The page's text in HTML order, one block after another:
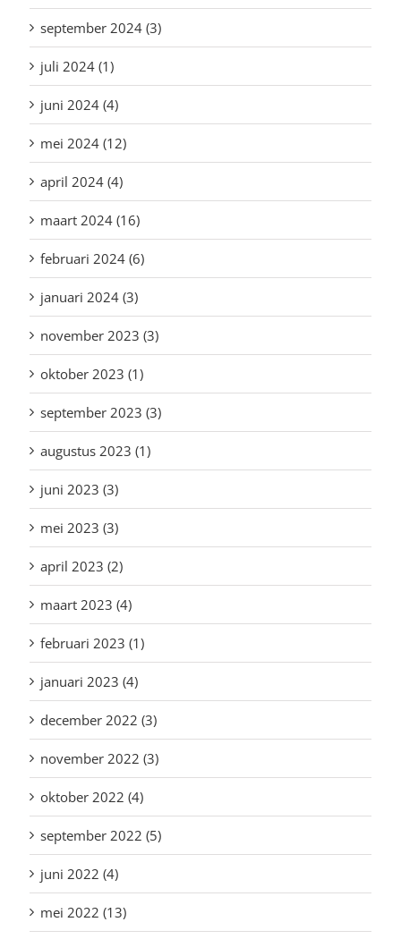
september 2024 (3)
juli 2024 (1)
juni 2024 (4)
mei 2024 (12)
april 2024 (4)
maart 2024 (16)
februari 2024 (6)
januari 2024 (3)
november 2023 (3)
oktober 2023 (1)
september 2023 (3)
augustus 2023 (1)
juni 2023 (3)
mei 2023 (3)
april 2023 (2)
maart 2023 (4)
februari 2023 (1)
januari 2023 (4)
december 2022 (3)
november 2022 (3)
oktober 2022 (4)
september 2022 (5)
juni 2022 (4)
mei 2022 (13)